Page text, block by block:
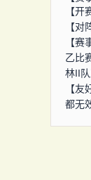
【
【对
【
乙比
林II
【
都无